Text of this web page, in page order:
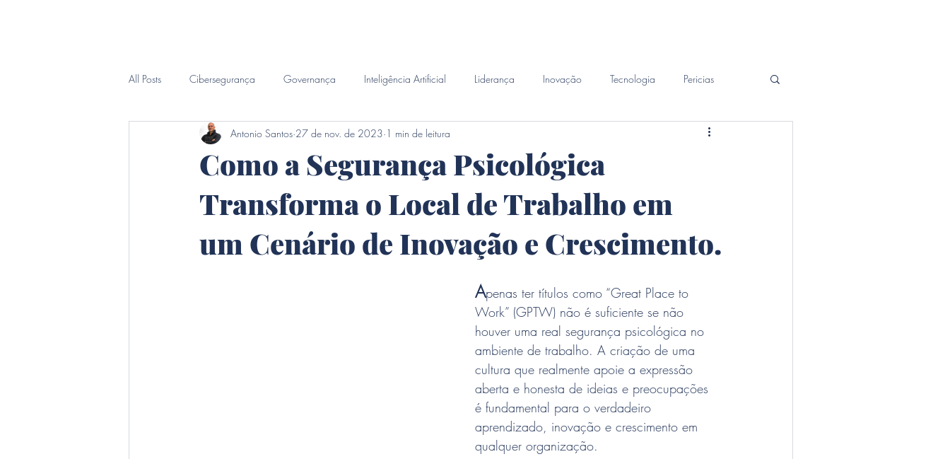
All Posts Cibersegurança Governança Inteligência Artificial Liderança Inovação Tecnologia Pericias
Inteligência Forense
Como a Segurança Psicológica
Transforma o Local de Trabalho em
um Cenário de Inovação e Crescimento.
Antonio Santos 27 de nov. de 2023 1 min de leitura
Apenas ter títulos como “Great Place to
Work” (GPTW) não é suficiente se não
houver uma real segurança psicológica no
ambiente de trabalho. A criação de uma
cultura que realmente apoie a expressão
aberta e honesta de ideias e preocupações
é fundamental para o verdadeiro
aprendizado, inovação e crescimento em
qualquer organização.